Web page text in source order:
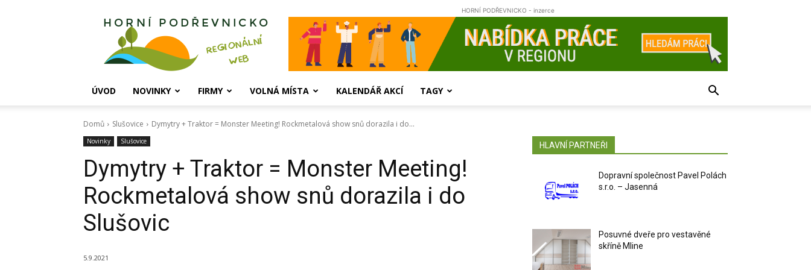
Horní
HORNÍ PODŘEVNICKO - inzerce
ÚVOD NOVINKY FIRMY VOLNÁ MÍSTA KALENDÁŘ AKCÍ TAGY
Domů Slušovice Dymytry + Traktor = Monster Meeting! Rockmetalová show snů dorazila i do...
Novinky Slušovice
Dymytry + Traktor = Monster Meeting!
Rockmetalová show snů dorazila i do
Slušovic
5.9.2021
HLAVNÍ PARTNEŘI
Dopravní společnost Pavel Polách
s.r.o. – Jasenná
Posuvné dveře pro vestavěné
skříně Mline